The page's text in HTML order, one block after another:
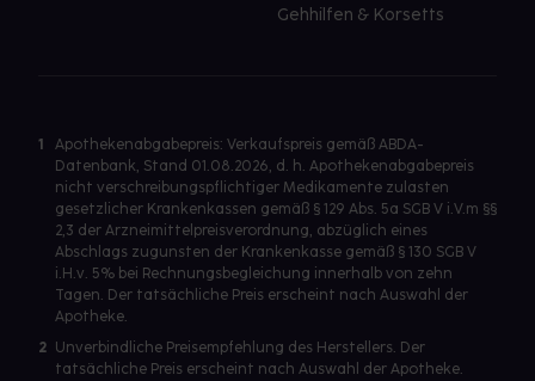
Gehhilfen & Korsetts
1
Apothekenabgabepreis: Verkaufspreis gemäß ABDA-
Datenbank, Stand 01.08.2026, d. h. Apothekenabgabepreis
nicht verschreibungspflichtiger Medikamente zulasten
gesetzlicher Krankenkassen gemäß § 129 Abs. 5a SGB V i.V.m §§
2,3 der Arzneimittelpreisverordnung, abzüglich eines
Abschlags zugunsten der Krankenkasse gemäß § 130 SGB V
i.H.v. 5% bei Rechnungsbegleichung innerhalb von zehn
Tagen. Der tatsächliche Preis erscheint nach Auswahl der
Apotheke.
2 Unverbindliche Preisempfehlung des Herstellers. Der
tatsächliche Preis erscheint nach Auswahl der Apotheke.